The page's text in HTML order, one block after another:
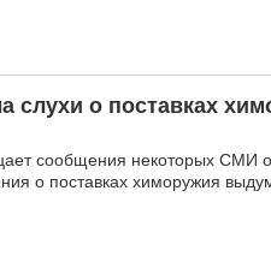
слухи о поставках
сообщения некоторых СМИ
о поставках химоружия